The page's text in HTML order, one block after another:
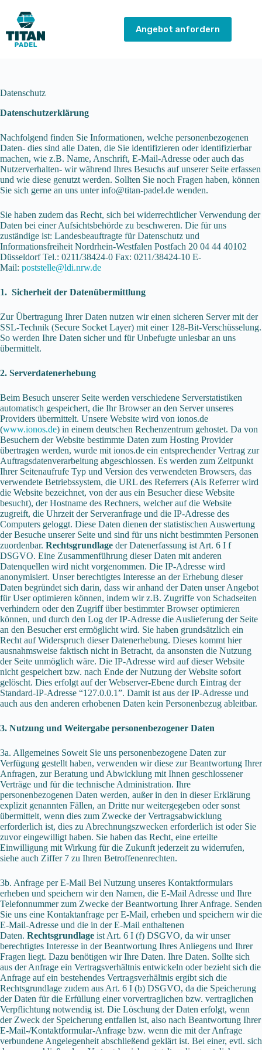
Inhalt
springen
Angebot anfordern
Datenschutz
Daten­schutz­erklärung
Nachfolgend finden Sie Informationen, welche personenbezogenen
Daten- dies sind alle Daten, die Sie identifizieren oder identifizierbar
machen, wie z.B. Name, Anschrift, E-Mail-Adresse oder auch das
Nutzerverhalten- wir während Ihres Besuchs auf unserer Seite erfassen
und wie diese genutzt werden. Sollten Sie noch Fragen haben, können
Sie sich gerne an uns unter info@titan-padel.de wenden.
Sie haben zudem das Recht, sich bei widerrechtlicher Verwendung der
Daten bei einer Aufsichtsbehörde zu beschweren. Die für uns
zuständige ist: Landesbeauftragte für Datenschutz und
Informationsfreiheit Nordrhein-Westfalen Postfach 20 04 44 40102
Düsseldorf Tel.: 0211/38424-0 Fax: 0211/38424-10 E-
Mail: poststelle@ldi.nrw.de
1. Sicherheit der Datenübermittlung
Zur Übertragung Ihrer Daten nutzen wir einen sicheren Server mit der
SSL-Technik (Secure Socket Layer) mit einer 128-Bit-Verschüsselung.
So werden Ihre Daten sicher und für Unbefugte unlesbar an uns
übermittelt.
2. Serverdatenerhebung
Beim Besuch unserer Seite werden verschiedene Serverstatistiken
automatisch gespeichert, die Ihr Browser an den Server unseres
Providers übermittelt. Unsere Website wird von ionos.de
(www.ionos.de) in einem deutschen Rechenzentrum gehostet. Da von
Besuchern der Website bestimmte Daten zum Hosting Provider
übertragen werden, wurde mit ionos.de ein entsprechender Vertrag zur
Auftragsdatenverarbeitung abgeschlossen. Es werden zum Zeitpunkt
Ihrer Seitenaufrufe Typ und Version des verwendeten Browsers, das
verwendete Betriebssystem, die URL des Referrers (Als Referrer wird
die Website bezeichnet, von der aus ein Besucher diese Website
besucht), der Hostname des Rechners, welcher auf die Website
zugreift, die Uhrzeit der Serveranfrage und die IP-Adresse des
Computers geloggt. Diese Daten dienen der statistischen Auswertung
der Besuche unserer Seite und sind für uns nicht bestimmten Personen
zuordenbar. Rechtsgrundlage der Datenerfassung ist Art. 6 I f
DSGVO. Eine Zusammenführung dieser Daten mit anderen
Datenquellen wird nicht vorgenommen. Die IP-Adresse wird
anonymisiert. Unser berechtigtes Interesse an der Erhebung dieser
Daten begründet sich darin, dass wir anhand der Daten unser Angebot
für User optimieren können, indem wir z.B. Zugriffe von Schadseiten
verhindern oder den Zugriff über bestimmter Browser optimieren
können, und durch den Log der IP-Adresse die Auslieferung der Seite
an den Besucher erst ermöglicht wird. Sie haben grundsätzlich ein
Recht auf Widerspruch dieser Datenerhebung. Dieses kommt hier
ausnahmsweise faktisch nicht in Betracht, da ansonsten die Nutzung
der Seite unmöglich wäre. Die IP-Adresse wird auf dieser Website
nicht gespeichert bzw. nach Ende der Nutzung der Website sofort
gelöscht. Dies erfolgt auf der Webserver-Ebene durch Eintrag der
Standard-IP-Adresse “127.0.0.1”. Damit ist aus der IP-Adresse und
auch aus den anderen erhobenen Daten kein Personenbezug ableitbar.
3. Nutzung und Weitergabe personenbezogener Daten
3a. Allgemeines Soweit Sie uns personenbezogene Daten zur
Verfügung gestellt haben, verwenden wir diese zur Beantwortung Ihrer
Anfragen, zur Beratung und Abwicklung mit Ihnen geschlossener
Verträge und für die technische Administration. Ihre
personenbezogenen Daten werden, außer in den in dieser Erklärung
explizit genannten Fällen, an Dritte nur weitergegeben oder sonst
übermittelt, wenn dies zum Zwecke der Vertragsabwicklung
erforderlich ist, dies zu Abrechnungszwecken erforderlich ist oder Sie
zuvor eingewilligt haben. Sie haben das Recht, eine erteilte
Einwilligung mit Wirkung für die Zukunft jederzeit zu widerrufen,
siehe auch Ziffer 7 zu Ihren Betroffenenrechten.
3b. Anfrage per E-Mail Bei Nutzung unseres Kontaktformulars
erheben und speichern wir den Namen, die E-Mail Adresse und Ihre
Telefonnummer zum Zwecke der Beantwortung Ihrer Anfrage. Senden
Sie uns eine Kontaktanfrage per E-Mail, erheben und speichern wir die
E-Mail-Adresse und die in der E-Mail enthaltenen
Daten. Rechtsgrundlage ist Art. 6 I (f) DSGVO, da wir unser
berechtigtes Interesse in der Beantwortung Ihres Anliegens und Ihrer
Fragen liegt. Dazu benötigen wir Ihre Daten. Ihre Daten. Sollte sich
aus der Anfrage ein Vertragsverhältnis entwickeln oder bezieht sich die
Anfrage auf ein bestehendes Vertragsverhältnis ergibt sich die
Rechtsgrundlage zudem aus Art. 6 I (b) DSGVO, da die Speicherung
der Daten für die Erfüllung einer vorvertraglichen bzw. vertraglichen
Verpflichtung notwendig ist. Die Löschung der Daten erfolgt, wenn
der Zweck der Speicherung entfallen ist, also nach Beantwortung Ihrer
E-Mail-/Kontaktformular-Anfrage bzw. wenn die mit der Anfrage
verbundene Angelegenheit abschließend geklärt ist. Bei einer, evtl. sich